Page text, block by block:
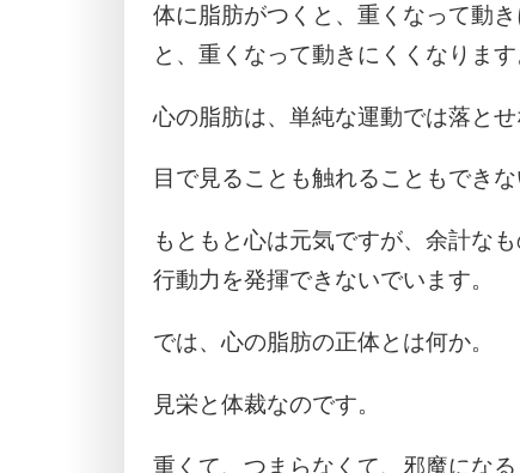
体に脂肪がつくと、重くなって動
と、重くなって動きにくくなります
心の脂肪は、単純な運動では落とせ
目で見ることも触れることもでき
もともと心は元気ですが、余計な
行動力を発揮できないでいます。
では、心の脂肪の正体とは何か。
見栄と体裁なのです。
重くて、つまらなくて、邪魔になる